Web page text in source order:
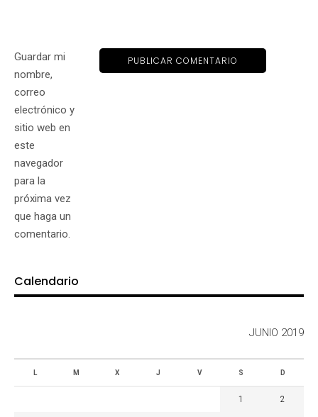
Guardar mi
nombre,
correo
electrónico y
sitio web en
este
navegador
para la
próxima vez
que haga un
comentario.
Calendario
JUNIO 2019
L M X J V S D
1 2